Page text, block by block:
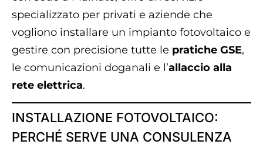
specializzato per privati e aziende che
vogliono installare un impianto fotovoltaico e
gestire con precisione tutte le pratiche GSE,
le comunicazioni doganali e l’allaccio alla
rete elettrica.
INSTALLAZIONE FOTOVOLTAICO:
PERCHÉ SERVE UNA CONSULENZA